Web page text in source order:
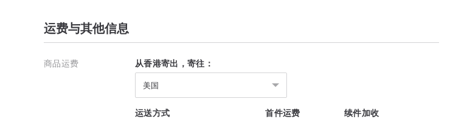
运费与其他信息
商品运费 从香港寄出，寄往：
美国
运送方式 首件运费
续件加收